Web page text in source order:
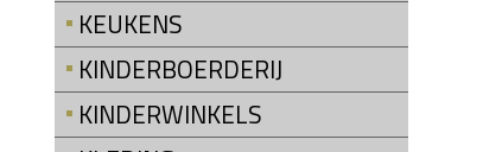
KEUKENS
KINDERBOERDERIJ
KINDERWINKELS